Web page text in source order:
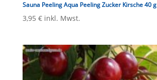
Sauna Peeling Aqua Peeling Zucker Kirsche 40 g
3,95 € inkl. Mwst.